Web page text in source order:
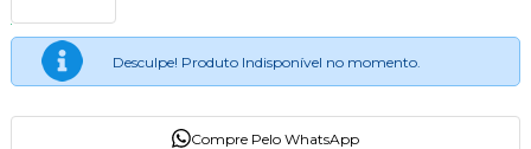
Desculpe! Produto Indisponível no momento.
Compre Pelo WhatsApp